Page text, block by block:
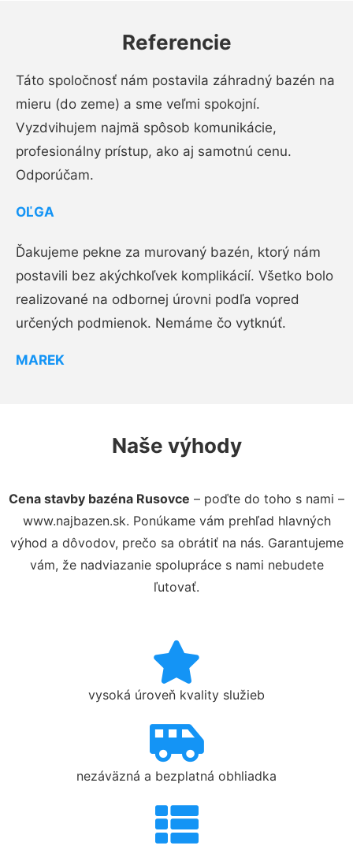
Referencie
Táto spoločnosť nám postavila záhradný bazén na
mieru (do zeme) a sme veľmi spokojní.
Vyzdvihujem najmä spôsob komunikácie,
profesionálny prístup, ako aj samotnú cenu.
Odporúčam.
OĽGA
Ďakujeme pekne za murovaný bazén, ktorý nám
postavili bez akýchkoľvek komplikácií. Všetko bolo
realizované na odbornej úrovni podľa vopred
určených podmienok. Nemáme čo vytknúť.
MAREK
Naše výhody
Cena stavby bazéna Rusovce – poďte do toho s nami –
www.najbazen.sk. Ponúkame vám prehľad hlavných
výhod a dôvodov, prečo sa obrátiť na nás. Garantujeme
vám, že nadviazanie spolupráce s nami nebudete
ľutovať.
vysoká úroveň kvality služieb
nezáväzná a bezplatná obhliadka